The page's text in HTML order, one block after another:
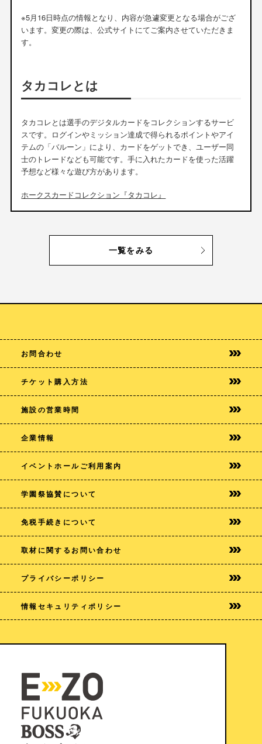
※5月16日時点の情報となり、内容が急遽変更となる場合がござ
います。変更の際は、公式サイトにてご案内させていただきま
す。
タカコレとは
タカコレとは選手のデジタルカードをコレクションするサービ
スです。ログインやミッション達成で得られるポイントやアイ
テムの「バルーン」により、カードをゲットでき、ユーザー同
士のトレードなども可能です。手に入れたカードを使った活躍
予想など様々な遊び方があります。
ホークスカードコレクション『タカコレ』
一覧をみる
お問合わせ
チケット購入方法
施設の営業時間
企業情報
イベントホールご利用案内
学園祭協賛について
免税手続きについて
取材に関するお問い合わせ
プライバシーポリシー
情報セキュリティポリシー